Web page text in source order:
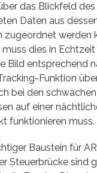
das Blickfeld
Daten aus
zugeordnet werden
muss dies in
Bild entsprechend
Funktion
bei den schwachen
auf einer
funktionieren muss.
Baustein für
Steuerbrücke sind